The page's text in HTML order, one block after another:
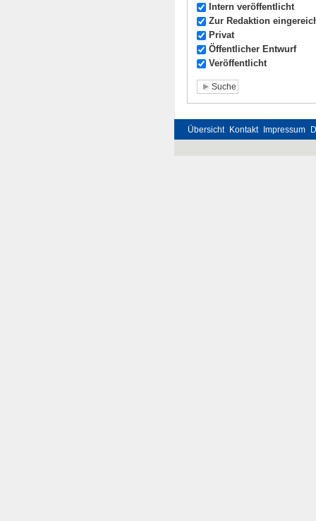
Intern veröffentlicht
Zur Redaktion
Privat
Öffentlicher Entwurf
Veröffentlicht
Übersicht Kontakt Impressum